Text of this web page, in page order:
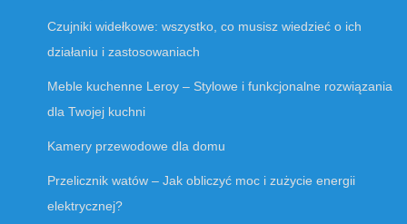
Czujniki widełkowe: wszystko, co musisz wiedzieć o ich
działaniu i zastosowaniach
Meble kuchenne Leroy – Stylowe i funkcjonalne rozwiązania
dla Twojej kuchni
Kamery przewodowe dla domu
Przelicznik watów – Jak obliczyć moc i zużycie energii
elektrycznej?